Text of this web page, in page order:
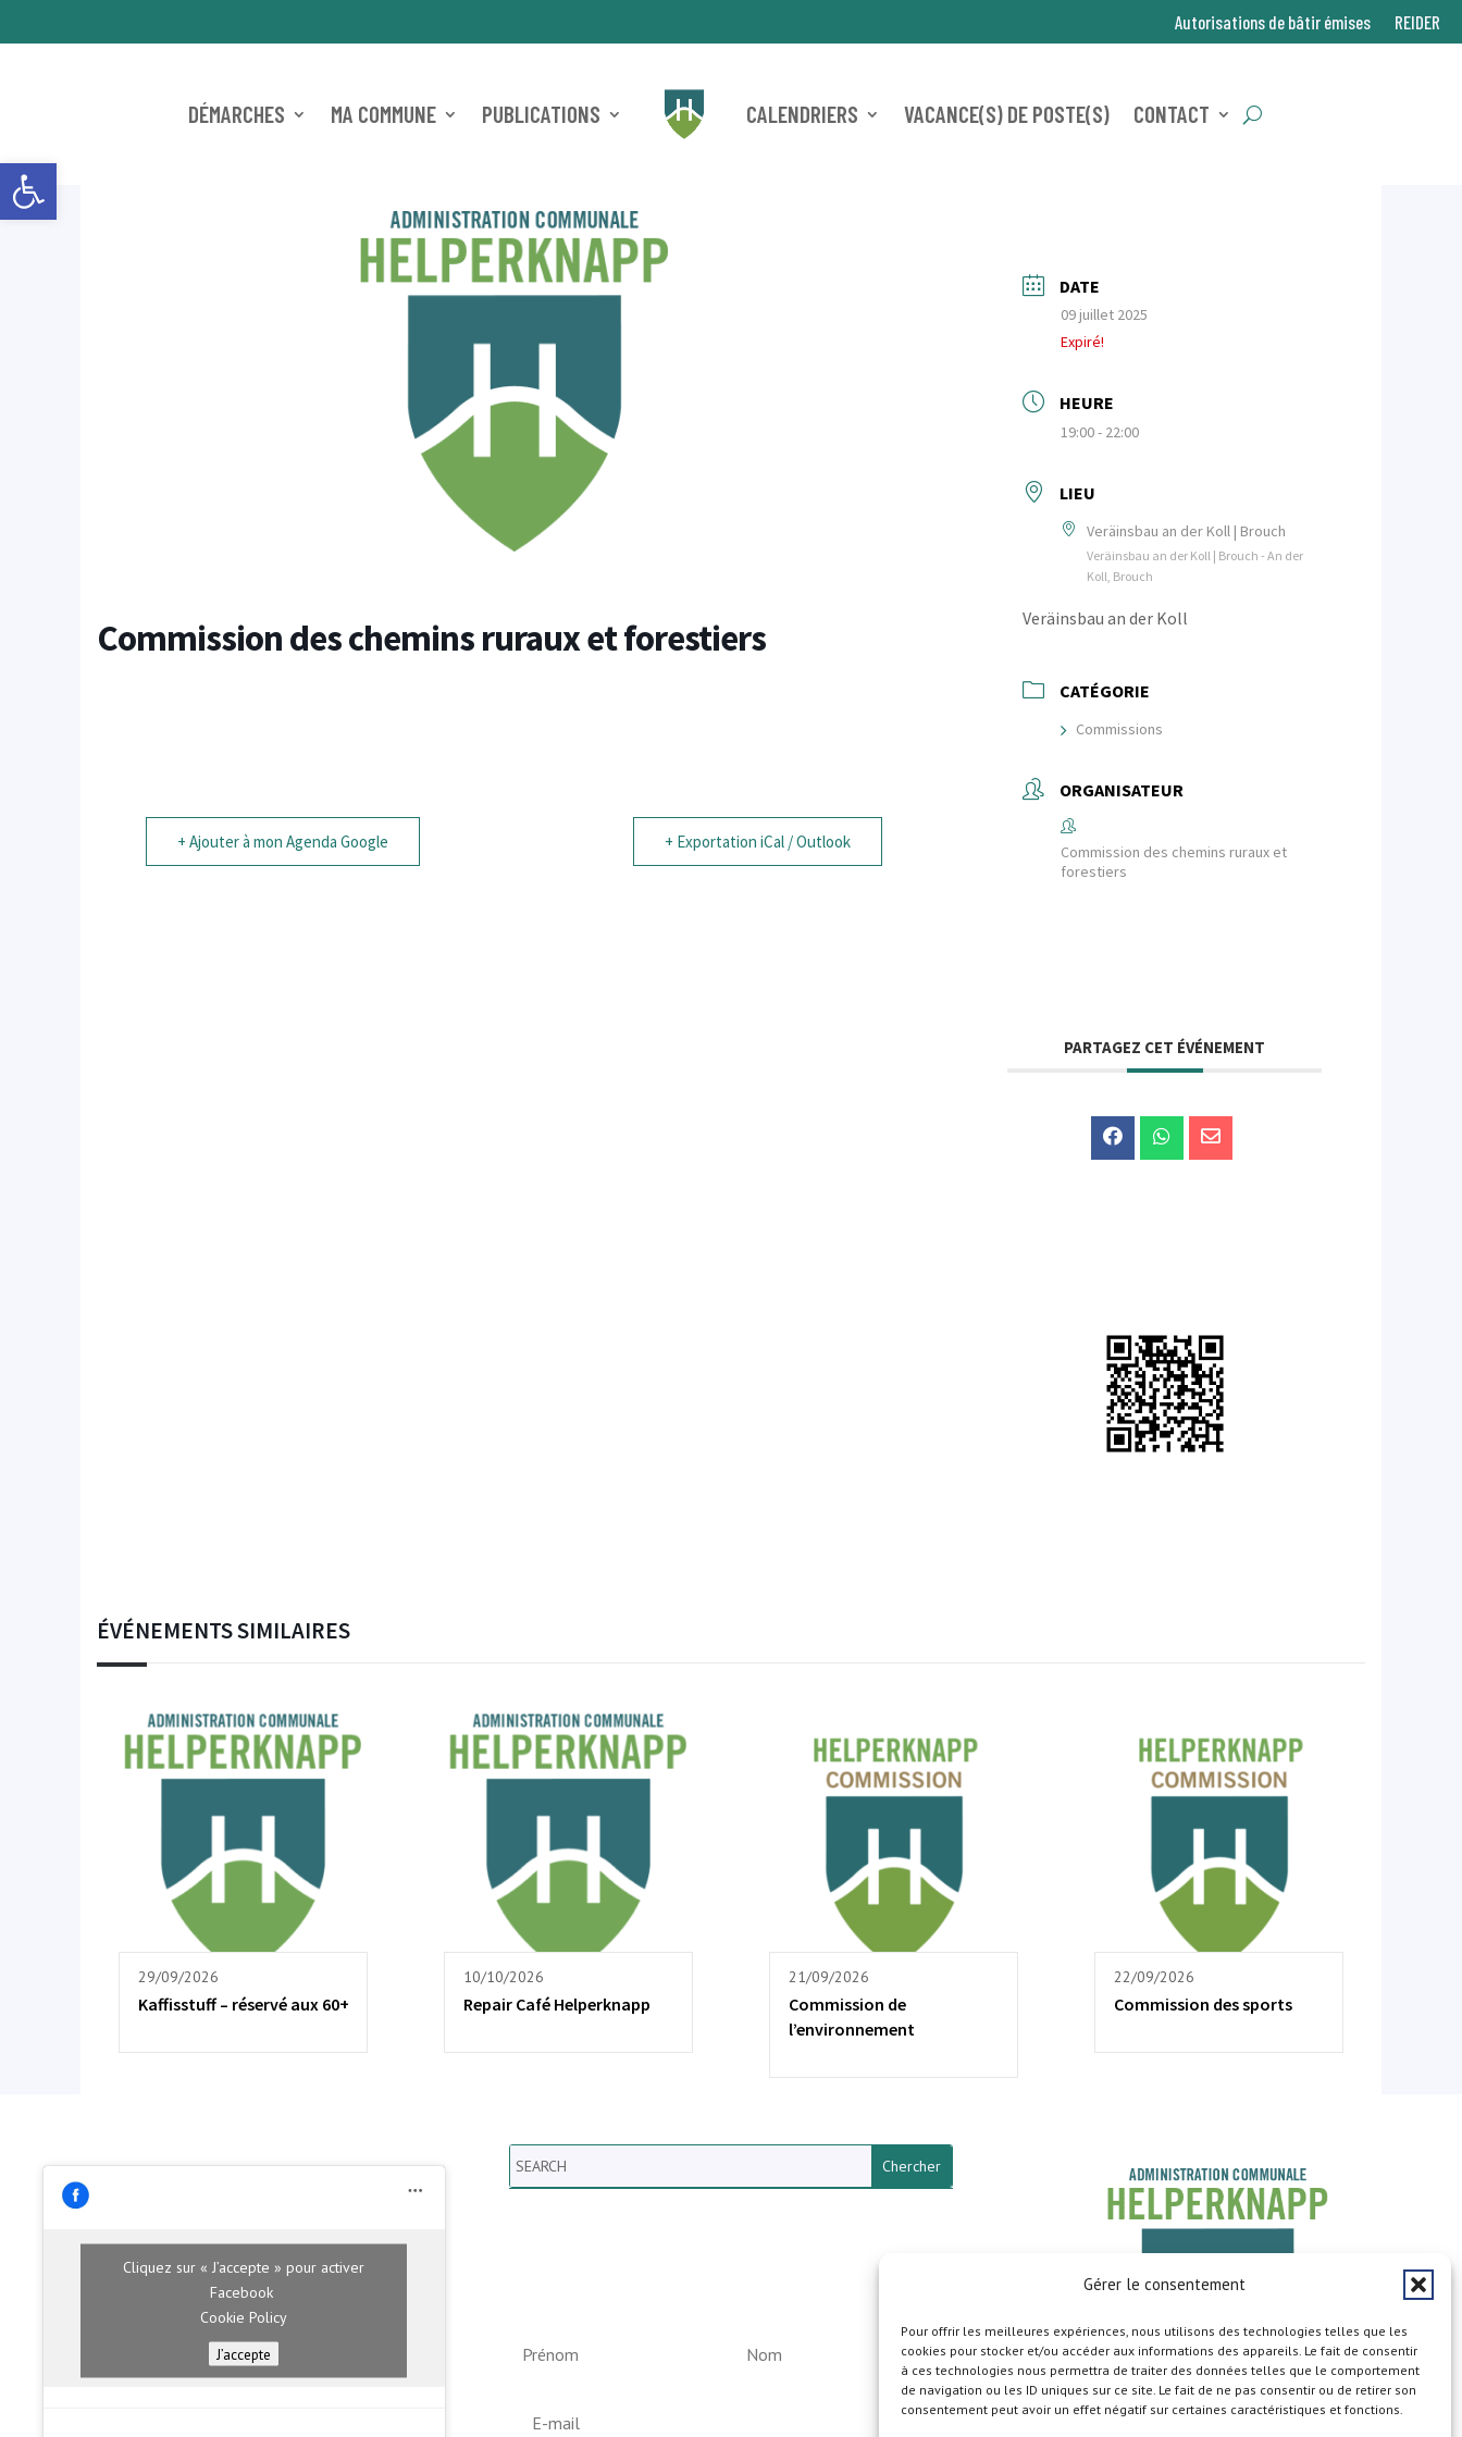
Ouvrir la barre d’outils
Gérer le consentement
Pour offrir les meilleures expériences, nous utilisons des technologies telles que les
cookies pour stocker et/ou accéder aux informations des appareils. Le fait de consentir
à ces technologies nous permettra de traiter des données telles que le comportement
de navigation ou les ID uniques sur ce site. Le fait de ne pas consentir ou de retirer son
consentement peut avoir un effet négatif sur certaines caractéristiques et fonctions.
Autorisations de bâtir émises REIDER
DÉMARCHES MA COMMUNE PUBLICATIONS CALENDRIERS VACANCE(S) DE POSTE(S) CONTACT
Commission des chemins ruraux et forestiers
+ Ajouter à mon Agenda Google + Exportation iCal / Outlook
DATE
09 juillet 2025
Expiré!
HEURE
19:00 - 22:00
LIEU
Veräinsbau an der Koll | Brouch
Veräinsbau an der Koll | Brouch - An der
Koll, Brouch
Veräinsbau an der Koll
CATÉGORIE
Commissions
ORGANISATEUR
Commission des chemins ruraux et
forestiers
PARTAGEZ CET ÉVÉNEMENT
ÉVÉNEMENTS SIMILAIRES
29/09/2026
Kaffisstuff – réservé aux 60+
10/10/2026
Repair Café Helperknapp
21/09/2026
Commission de
l’environnement
22/09/2026
Commission des sports
Cliquez sur « J’accepte » pour activer
Facebook
Cookie Policy
J’accepte
Search